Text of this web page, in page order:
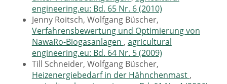
engineering.eu: Bd. 65 Nr. 6 (2010)
Jenny Roitsch, Wolfgang Büscher,
Verfahrensbewertung und Optimierung von
NawaRo-Biogasanlagen , agricultural
engineering.eu: Bd. 64 Nr. 5 (2009)
Till Schneider, Wolfgang Büscher,
Heizenergiebedarf in der Hähnchenmast,